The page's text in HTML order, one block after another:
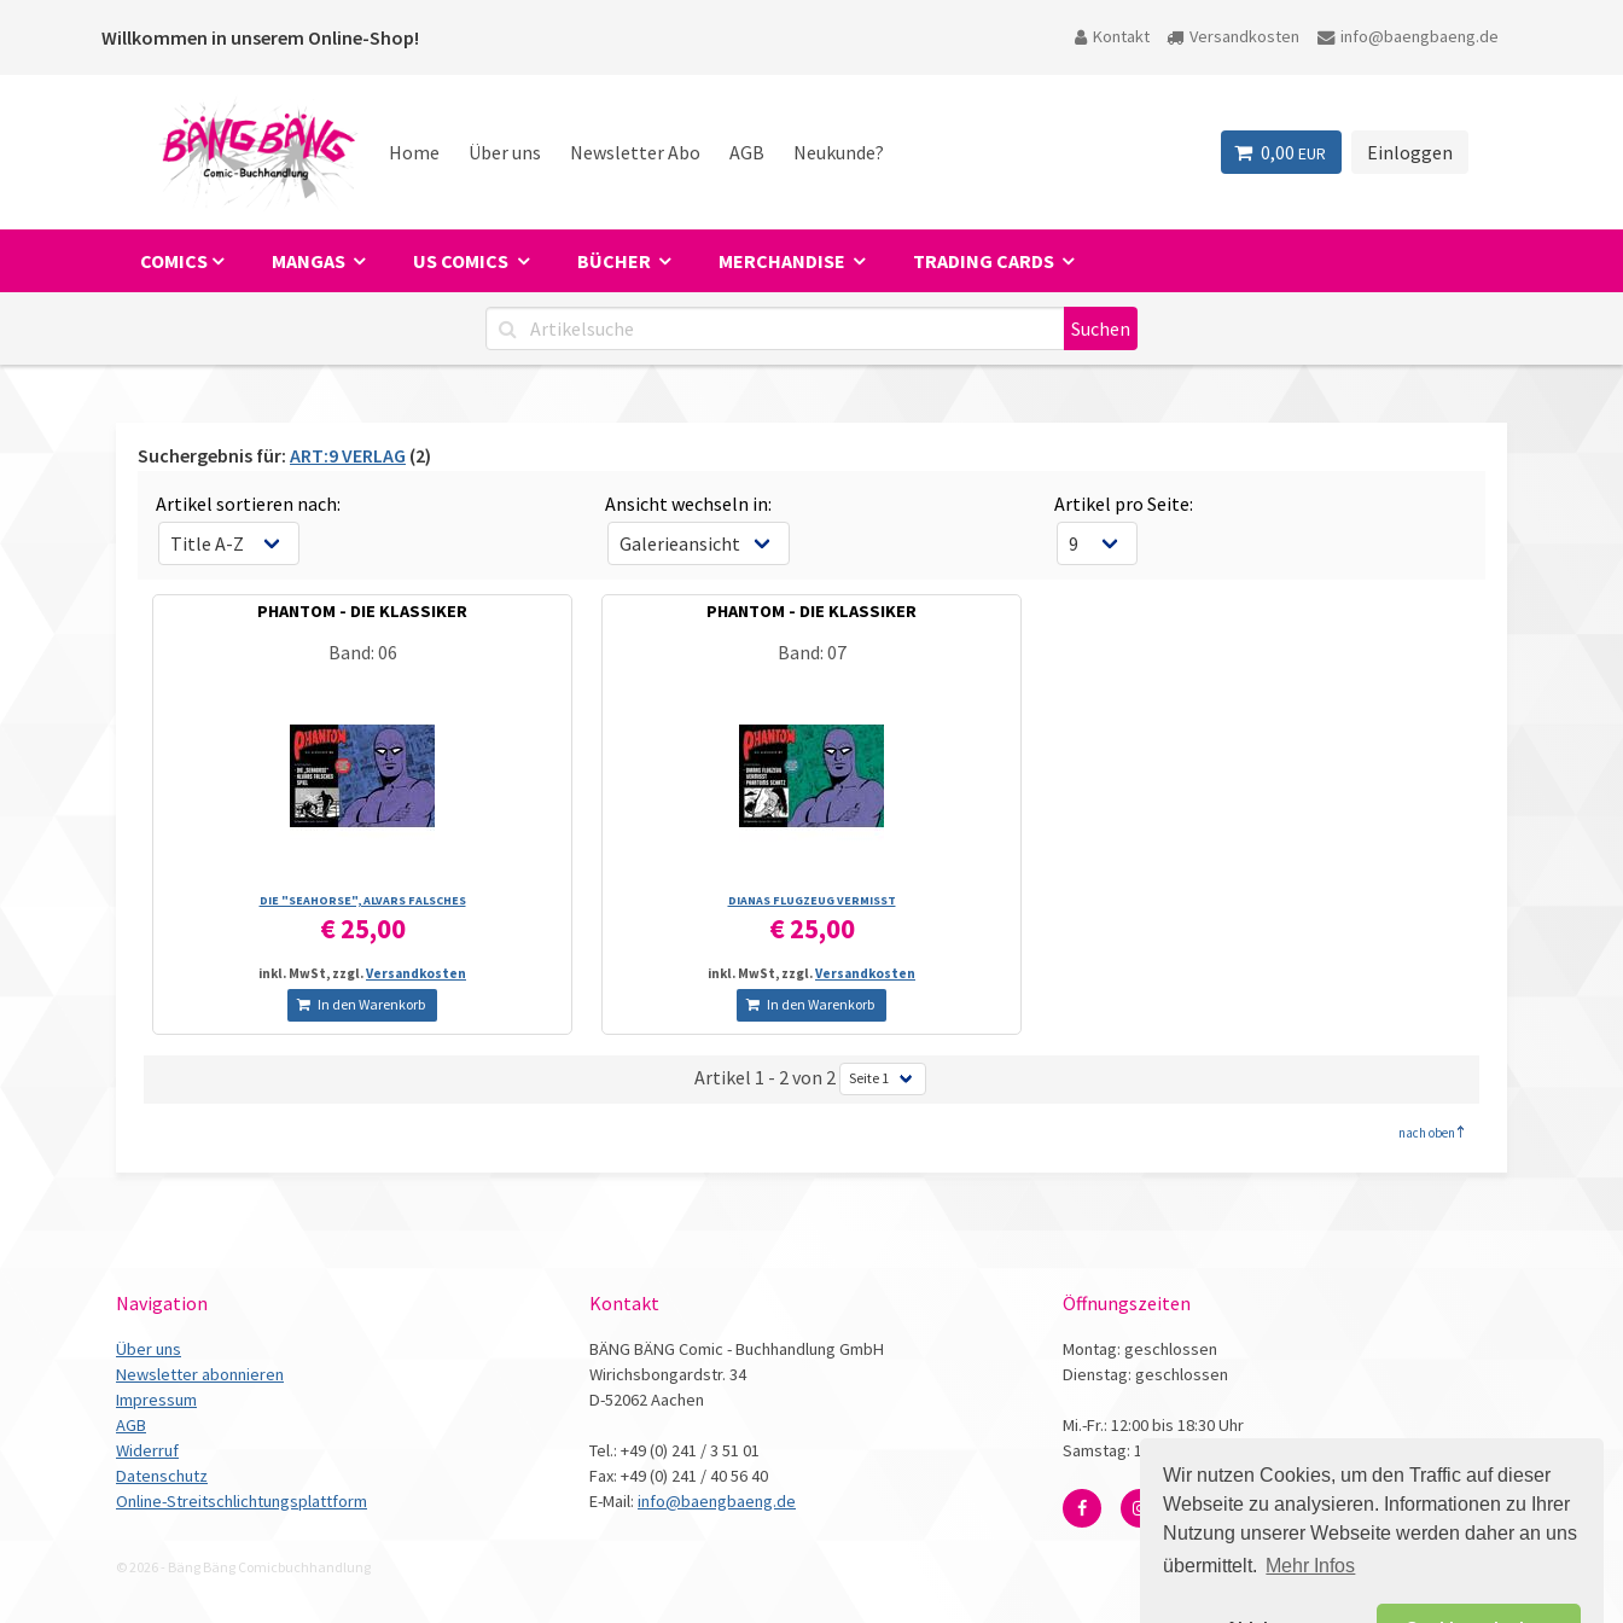
Wir nutzen Cookies, um den Traffic auf dieser
Webseite zu analysieren. Informationen zu Ihrer
Nutzung unserer Webseite werden daher an uns
übermittelt. Mehr Infos
Willkommen in unserem Online-Shop! Kontakt Versandkosten info@baengbaeng.de
Home Über uns Newsletter Abo AGB Neukunde? 0,00 EUR Einloggen
COMICS MANGAS US COMICS BÜCHER MERCHANDISE TRADING CARDS
Suchergebnis für: ART:9 VERLAG (2)
Artikel sortieren nach:
Ansicht wechseln in: Artikel pro Seite:
PHANTOM - DIE KLASSIKER
Band: 06
DIE "SEAHORSE", ALVARS FALSCHES
€ 25,00
inkl. MwSt, zzgl.Versandkosten
In den Warenkorb
PHANTOM - DIE KLASSIKER
Band: 07
DIANAS FLUGZEUG VERMISST
€ 25,00
inkl. MwSt, zzgl.Versandkosten
In den Warenkorb
Artikel 1 - 2 von 2
nach oben
Navigation
Über uns
Newsletter abonnieren
Impressum
AGB
Widerruf
Datenschutz
Online-Streitschlichtungsplattform
Kontakt
BÄNG BÄNG Comic - Buchhandlung GmbH
Wirichsbongardstr. 34
D-52062 Aachen
Tel.: +49 (0) 241 / 3 51 01
Fax: +49 (0) 241 / 40 56 40
E-Mail: info@baengbaeng.de
Öffnungszeiten
Montag: geschlossen
Dienstag: geschlossen
Mi.-Fr.: 12:00 bis 18:30 Uhr
Samstag: 10:00 bis 17:00 Uhr
© 2026 - Bäng Bäng Comicbuchhandlung